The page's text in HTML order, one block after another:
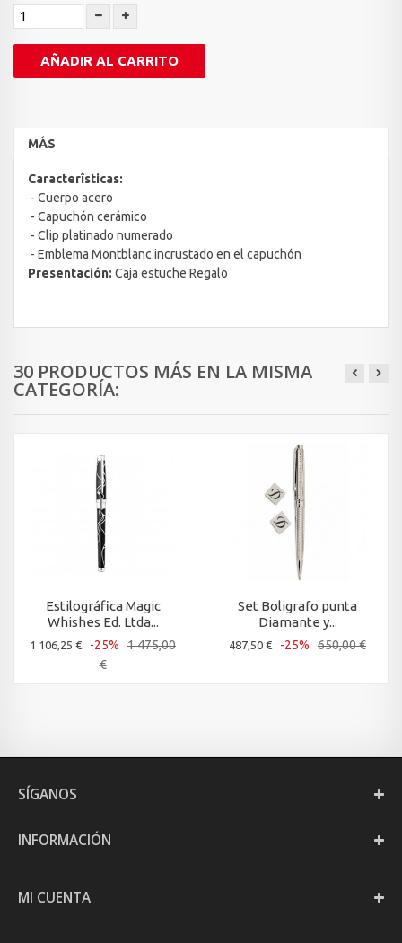
AÑADIR AL CARRITO
MÁS
Caracterîsticas:
- Cuerpo acero
- Capuchón cerámico
- Clip platinado numerado
- Emblema Montblanc incrustado en el capuchón
Presentación: Caja estuche Regalo
30 PRODUCTOS MÁS EN LA MISMA
CATEGORÍA:
Estilográfica Magic
Whishes Ed. Ltda...
1 106,25 € -25%
1 475,00
€
Set Boligrafo punta
Diamante y...
487,50 € -25% 650,00 €
SÍGANOS
INFORMACIÓN
MI CUENTA